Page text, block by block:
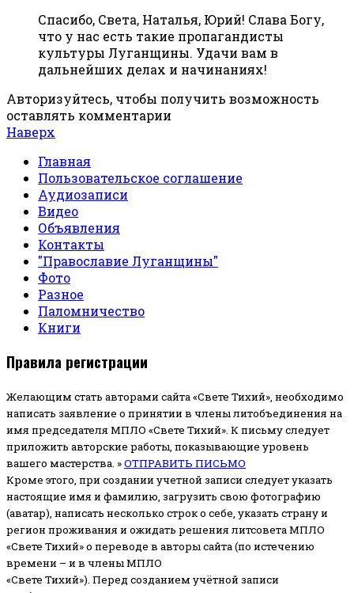
Спасибо, Света, Наталья, Юрий! Слава Богу,
что у нас есть такие пропагандисты
культуры Луганщины. Удачи вам в
дальнейших делах и начинаниях!
Авторизуйтесь, чтобы получить возможность
оставлять комментарии
Наверх
Главная
Пользовательское соглашение
Аудиозаписи
Видео
Объявления
Контакты
"Православие Луганщины"
Фото
Разное
Паломничество
Книги
Правила регистрации
Желающим стать авторами сайта «Свете Тихий», необходимо
написать заявление о принятии в члены литобъединения на
имя председателя МПЛО «Свете Тихий». К письму следует
приложить авторские работы, показывающие уровень
вашего мастерства. »ОТПРАВИТЬ ПИСЬМО
Кроме этого, при создании учетной записи следует указать
настоящие имя и фамилию, загрузить свою фотографию
(аватар), написать несколько строк о себе, указать страну и
регион проживания и ожидать решения литсовета МПЛО
«Свете Тихий» о переводе в авторы сайта (по истечению
времени – и в члены МПЛО
«Свете Тихий»). Перед созданием учётной записи